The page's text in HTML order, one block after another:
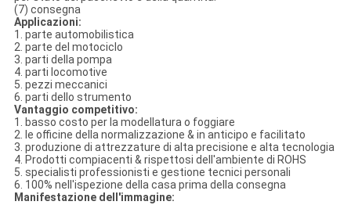
(7) consegna
Applicazioni:
1. parte automobilistica
2. parte del motociclo
3. parti della pompa
4. parti locomotive
5. pezzi meccanici
6. parti dello strumento
Vantaggio competitivo:
1. basso costo per la modellatura o foggiare
2. le officine della normalizzazione & in anticipo e facilitato
3. produzione di attrezzature di alta precisione e alta tecnologia
4. Prodotti compiacenti & rispettosi dell'ambiente di ROHS
5. specialisti professionisti e gestione tecnici personali
6. 100% nell'ispezione della casa prima della consegna
Manifestazione dell'immagine: